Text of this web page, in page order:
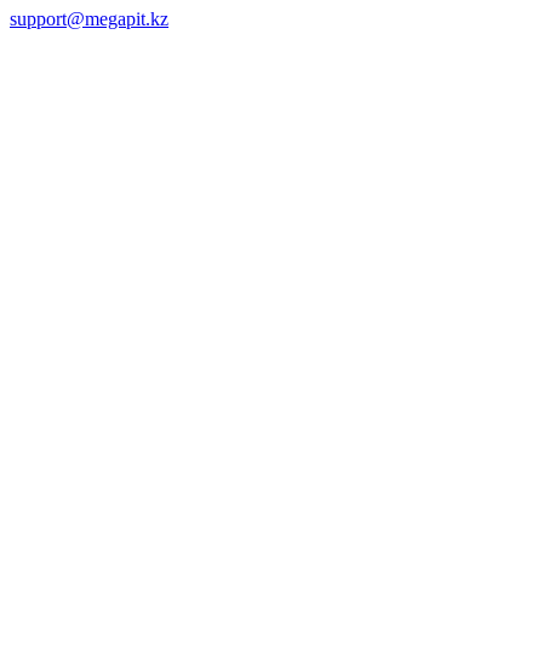
support@megapit.kz